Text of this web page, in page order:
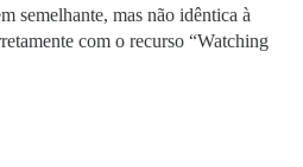
semelhante, mas não idêntica à
com o recurso “Watching